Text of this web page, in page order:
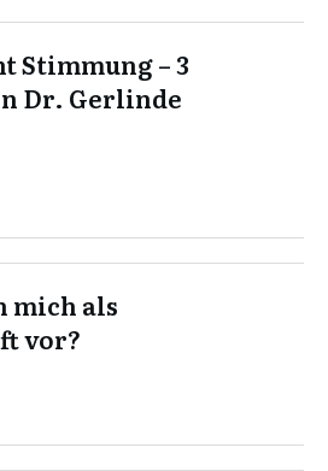
Stimmung – 3
Dr. Gerlinde
mich als
vor?